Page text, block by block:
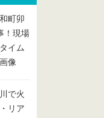
町卯
！現場
イム
像
で火
リア